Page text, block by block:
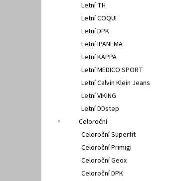
Letní TH
Letní COQUI
Letní DPK
Letní IPANEMA
Letní KAPPA
Letní MEDICO SPORT
Letní Calvin Klein Jeans
Letní VIKING
Letní DDstep
Celoroční
Celoroční Superfit
Celoroční Primigi
Celoroční Geox
Celoroční DPK
1 495 Kč